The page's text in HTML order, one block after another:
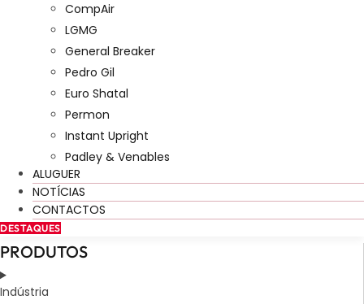
CompAir
LGMG
General Breaker
Pedro Gil
Euro Shatal
Permon
Instant Upright
Padley & Venables
ALUGUER
NOTÍCIAS
CONTACTOS
DESTAQUES
PRODUTOS
Indústria